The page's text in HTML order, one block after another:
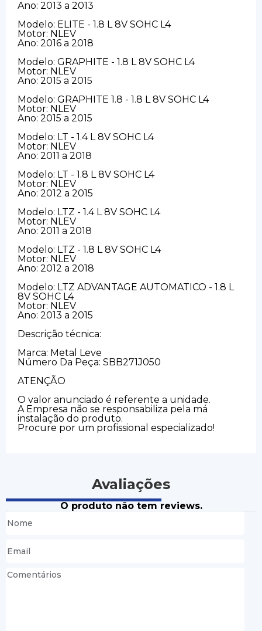
Ano: 2013 a 2013
Modelo: ELITE - 1.8 L 8V SOHC L4
Motor: NLEV
Ano: 2016 a 2018
Modelo: GRAPHITE - 1.8 L 8V SOHC L4
Motor: NLEV
Ano: 2015 a 2015
Modelo: GRAPHITE 1.8 - 1.8 L 8V SOHC L4
Motor: NLEV
Ano: 2015 a 2015
Modelo: LT - 1.4 L 8V SOHC L4
Motor: NLEV
Ano: 2011 a 2018
Modelo: LT - 1.8 L 8V SOHC L4
Motor: NLEV
Ano: 2012 a 2015
Modelo: LTZ - 1.4 L 8V SOHC L4
Motor: NLEV
Ano: 2011 a 2018
Modelo: LTZ - 1.8 L 8V SOHC L4
Motor: NLEV
Ano: 2012 a 2018
Modelo: LTZ ADVANTAGE AUTOMATICO - 1.8 L
8V SOHC L4
Motor: NLEV
Ano: 2013 a 2015
Descrição técnica:
Marca: Metal Leve
Número Da Peça: SBB271J050
ATENÇÃO
O valor anunciado é referente a unidade.
A Empresa não se responsabiliza pela má
instalação do produto.
Procure por um profissional especializado!
Avaliações
O produto não tem reviews.